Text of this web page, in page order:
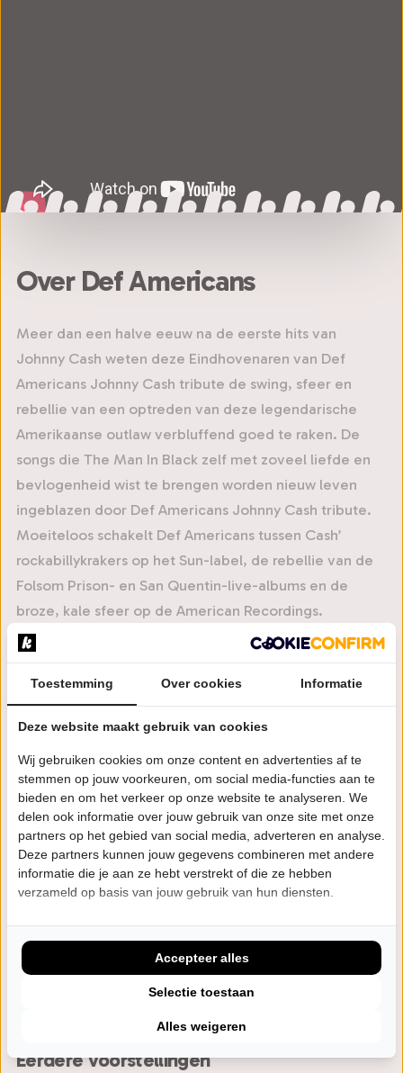
Over Def Americans
Meer dan een halve eeuw na de eerste hits van
Johnny Cash weten deze Eindhovenaren van Def
Americans Johnny Cash tribute de swing, sfeer en
rebellie van een optreden van deze legendarische
Amerikaanse outlaw verbluffend goed te raken. De
songs die The Man In Black zelf met zoveel liefde en
bevlogenheid wist te brengen worden nieuw leven
ingeblazen door Def Americans Johnny Cash tribute.
Moeiteloos schakelt Def Americans tussen Cash’
rockabillykrakers op het Sun-label, de rebellie van de
Folsom Prison- en San Quentin-live-albums en de
broze, kale sfeer op de American Recordings.
Het definitieve “seal of approval” werd afgegeven in
2013 toen Johnny’s jongere broer Tommy Cash de
band benaderde om hem te begeleiden tijdens zijn
My Brother Johnny concerten in Nederland.
Van kroeg tot poppodium, van feesttent tot festival,
van muziekcafé tot theater, Def Americans staat vanaf
het ontstaan in 2007 garant voor een authentieke en
integere Johnny Cash show.
Festivals oa de Zwarte Cross, Bospop, Paaspop, Moulin
Blues, Solar, Speedfest, Dauwpop en Festyland.
Uitverkochte clubshows werden onder andere
gespeeld in Paradiso Amsterdam, Effenaar Eindhoven,
Paard van Troje Den Haag, W2 Den Bosch,
Burgerweeshuis Deventer.
Eerdere voorstellingen
Toestemming Over cookies Informatie
Deze website maakt gebruik van cookies
Wij gebruiken cookies om onze content en advertenties af te
stemmen op jouw voorkeuren, om social media-functies aan te
bieden en om het verkeer op onze website te analyseren. We
delen ook informatie over jouw gebruik van onze site met onze
partners op het gebied van social media, adverteren en analyse.
Deze partners kunnen jouw gegevens combineren met andere
informatie die je aan ze hebt verstrekt of die ze hebben
verzameld op basis van jouw gebruik van hun diensten.
Alles weigeren
Selectie toestaan
Accepteer alles